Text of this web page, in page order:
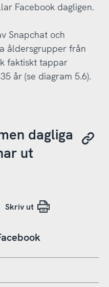
Facebook dagligen.
Snapchat och
åldersgrupper från
faktiskt tappar
år (se diagram 5.6).
dagliga
ut
Skriv ut